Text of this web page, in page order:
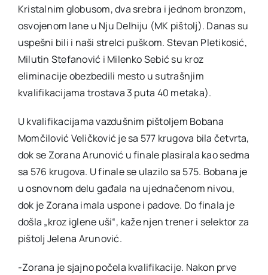
Kristalnim globusom, dva srebra i jednom bronzom,
osvojenom lane u Nju Delhiju (MK pištolj). Danas su
uspešni bili i naši strelci puškom. Stevan Pletikosić,
Milutin Stefanović i Milenko Sebić su kroz
eliminacije obezbedili mesto u sutrašnjim
kvalifikacijama trostava 3 puta 40 metaka).
U kvalifikacijama vazdušnim pištoljem Bobana
Momčilović Veličković je sa 577 krugova bila četvrta,
dok se Zorana Arunović u finale plasirala kao sedma
sa 576 krugova. U finale se ulazilo sa 575. Bobana je
u osnovnom delu gađala na ujednačenom nivou,
dok je Zorana imala uspone i padove. Do finala je
došla „kroz iglene uši“, kaže njen trener i selektor za
pištolj Jelena Arunović.
-Zorana je sjajno počela kvalifikacije. Nakon prve